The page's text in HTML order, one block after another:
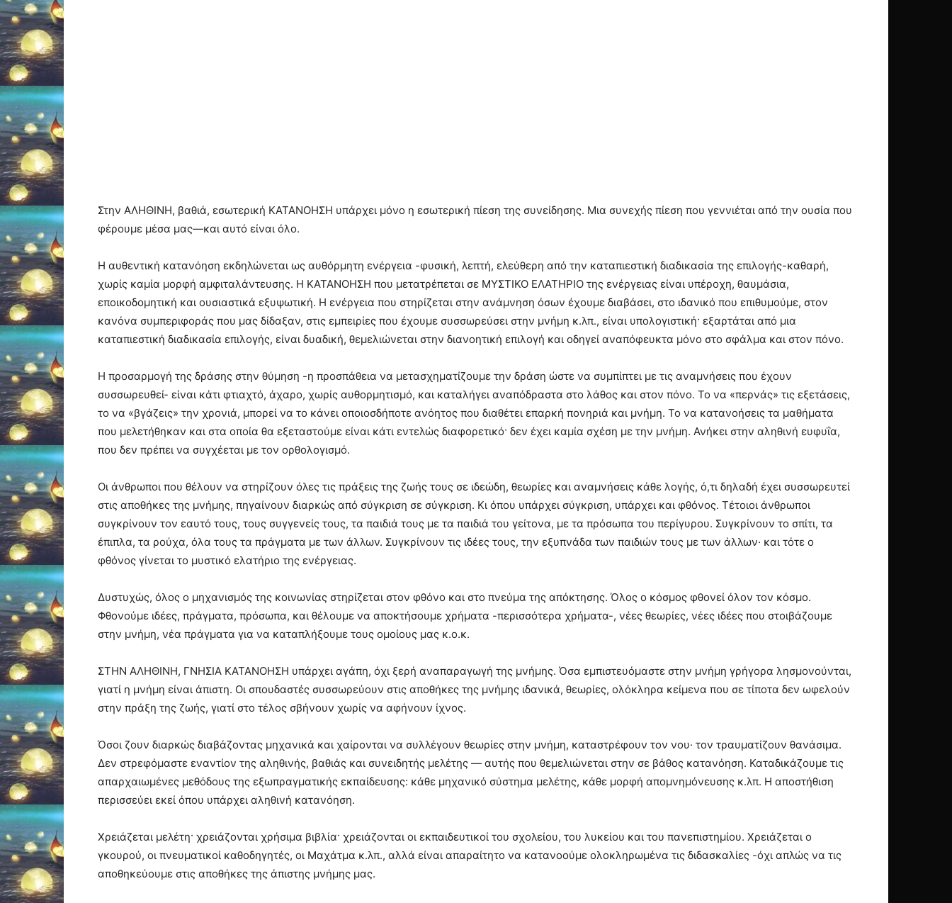
Στην ΑΛΗΘΙΝΗ, βαθιά, εσωτερική ΚΑΤΑΝΟΗΣΗ υπάρχει μόνο η εσωτερική πίεση της συνείδησης. Μια συνεχής πίεση που γεννιέται από την ουσία που
φέρουμε μέσα μας—και αυτό είναι όλο.
Η αυθεντική κατανόηση εκδηλώνεται ως αυθόρμητη ενέργεια -φυσική, λεπτή, ελεύθερη από την καταπιεστική διαδικασία της επιλογής-καθαρή,
χωρίς καμία μορφή αμφιταλάντευσης. Η ΚΑΤΑΝΟΗΣΗ που μετατρέπεται σε ΜΥΣΤΙΚΟ ΕΛΑΤΗΡΙΟ της ενέργειας είναι υπέροχη, θαυμάσια,
εποικοδομητική και ουσιαστικά εξυψωτική. Η ενέργεια που στηρίζεται στην ανάμνηση όσων έχουμε διαβάσει, στο ιδανικό που επιθυμούμε, στον
κανόνα συμπεριφοράς που μας δίδαξαν, στις εμπειρίες που έχουμε συσσωρεύσει στην μνήμη κ.λπ., είναι υπολογιστική· εξαρτάται από μια
καταπιεστική διαδικασία επιλογής, είναι δυαδική, θεμελιώνεται στην διανοητική επιλογή και οδηγεί αναπόφευκτα μόνο στο σφάλμα και στον πόνο.
Η προσαρμογή της δράσης στην θύμηση -η προσπάθεια να μετασχηματίζουμε την δράση ώστε να συμπίπτει με τις αναμνήσεις που έχουν
συσσωρευθεί- είναι κάτι φτιαχτό, άχαρο, χωρίς αυθορμητισμό, και καταλήγει αναπόδραστα στο λάθος και στον πόνο. Το να «περνάς» τις εξετάσεις,
το να «βγάζεις» την χρονιά, μπορεί να το κάνει οποιοσδήποτε ανόητος που διαθέτει επαρκή πονηριά και μνήμη. Το να κατανοήσεις τα μαθήματα
που μελετήθηκαν και στα οποία θα εξεταστούμε είναι κάτι εντελώς διαφορετικό· δεν έχει καμία σχέση με την μνήμη. Ανήκει στην αληθινή ευφυΐα,
που δεν πρέπει να συγχέεται με τον ορθολογισμό.
Οι άνθρωποι που θέλουν να στηρίζουν όλες τις πράξεις της ζωής τους σε ιδεώδη, θεωρίες και αναμνήσεις κάθε λογής, ό,τι δηλαδή έχει συσσωρευτεί
στις αποθήκες της μνήμης, πηγαίνουν διαρκώς από σύγκριση σε σύγκριση. Κι όπου υπάρχει σύγκριση, υπάρχει και φθόνος. Τέτοιοι άνθρωποι
συγκρίνουν τον εαυτό τους, τους συγγενείς τους, τα παιδιά τους με τα παιδιά του γείτονα, με τα πρόσωπα του περίγυρου. Συγκρίνουν το σπίτι, τα
έπιπλα, τα ρούχα, όλα τους τα πράγματα με των άλλων. Συγκρίνουν τις ιδέες τους, την εξυπνάδα των παιδιών τους με των άλλων· και τότε ο
φθόνος γίνεται το μυστικό ελατήριο της ενέργειας.
Δυστυχώς, όλος ο μηχανισμός της κοινωνίας στηρίζεται στον φθόνο και στο πνεύμα της απόκτησης. Όλος ο κόσμος φθονεί όλον τον κόσμο.
Φθονούμε ιδέες, πράγματα, πρόσωπα, και θέλουμε να αποκτήσουμε χρήματα -περισσότερα χρήματα-, νέες θεωρίες, νέες ιδέες που στοιβάζουμε
στην μνήμη, νέα πράγματα για να καταπλήξουμε τους ομοίους μας κ.ο.κ.
ΣΤΗΝ ΑΛΗΘΙΝΗ, ΓΝΗΣΙΑ ΚΑΤΑΝΟΗΣΗ υπάρχει αγάπη, όχι ξερή αναπαραγωγή της μνήμης. Όσα εμπιστευόμαστε στην μνήμη γρήγορα λησμονούνται,
γιατί η μνήμη είναι άπιστη. Οι σπουδαστές συσσωρεύουν στις αποθήκες της μνήμης ιδανικά, θεωρίες, ολόκληρα κείμενα που σε τίποτα δεν ωφελούν
στην πράξη της ζωής, γιατί στο τέλος σβήνουν χωρίς να αφήνουν ίχνος.
Όσοι ζουν διαρκώς διαβάζοντας μηχανικά και χαίρονται να συλλέγουν θεωρίες στην μνήμη, καταστρέφουν τον νου· τον τραυματίζουν θανάσιμα.
Δεν στρεφόμαστε εναντίον της αληθινής, βαθιάς και συνειδητής μελέτης — αυτής που θεμελιώνεται στην σε βάθος κατανόηση. Καταδικάζουμε τις
απαρχαιωμένες μεθόδους της εξωπραγματικής εκπαίδευσης: κάθε μηχανικό σύστημα μελέτης, κάθε μορφή απομνημόνευσης κ.λπ. Η αποστήθιση
περισσεύει εκεί όπου υπάρχει αληθινή κατανόηση.
Χρειάζεται μελέτη· χρειάζονται χρήσιμα βιβλία· χρειάζονται οι εκπαιδευτικοί του σχολείου, του λυκείου και του πανεπιστημίου. Χρειάζεται ο
γκουρού, οι πνευματικοί καθοδηγητές, οι Μαχάτμα κ.λπ., αλλά είναι απαραίτητο να κατανοούμε ολοκληρωμένα τις διδασκαλίες -όχι απλώς να τις
αποθηκεύουμε στις αποθήκες της άπιστης μνήμης μας.